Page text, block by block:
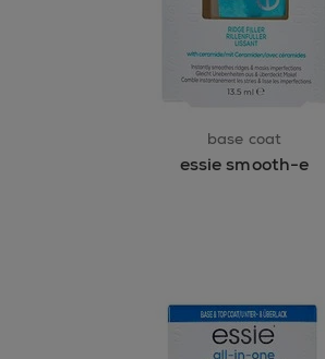
base coat
essie smooth-e